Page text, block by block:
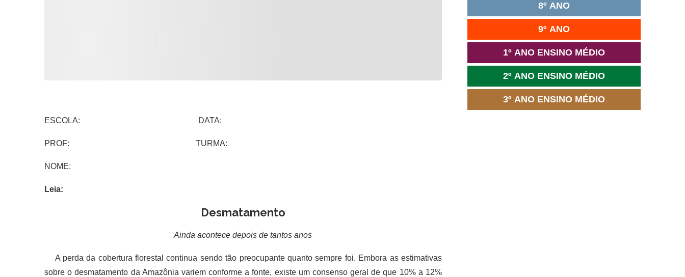
ESCOLA: DATA:
PROF: TURMA:
NOME:
Leia:
Desmatamento
Ainda acontece depois de tantos anos
A perda da cobertura florestal continua sendo tão preocupante quanto sempre foi. Embora as estimativas
sobre o desmatamento da Amazônia variem conforme a fonte, existe um consenso geral de que 10% a 12%
8º ANO
9º ANO
1º ANO ENSINO MÉDIO
2º ANO ENSINO MÉDIO
3º ANO ENSINO MÉDIO